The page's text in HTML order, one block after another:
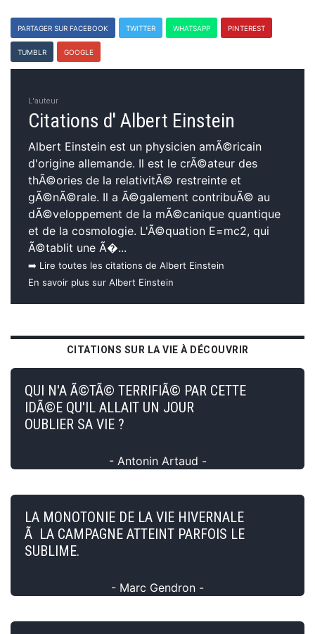
PARTAGER SUR FACEBOOK TWITTER WHATSAPP PINTEREST
TUMBLR GOOGLE
L'auteur
Citations d' Albert Einstein
Albert Einstein est un physicien amÃ©ricain
d'origine allemande. Il est le crÃ©ateur des
thÃ©ories de la relativitÃ© restreinte et
gÃ©nÃ©rale. Il a Ã©galement contribuÃ© au
dÃ©veloppement de la mÃ©canique quantique
et de la cosmologie. L'Ã©quation E=mc2, qui
Ã©tablit une Ã�...
➡️ Lire toutes les citations de Albert Einstein
En savoir plus sur Albert Einstein
CITATIONS SUR LA VIE À DÉCOUVRIR
QUI N'A Ã©TÃ© TERRIFIÃ© PAR CETTE
IDÃ©E QU'IL ALLAIT UN JOUR
OUBLIER SA VIE ?
- Antonin Artaud -
LA MONOTONIE DE LA VIE HIVERNALE
Ã LA CAMPAGNE ATTEINT PARFOIS LE
SUBLIME.
- Marc Gendron -